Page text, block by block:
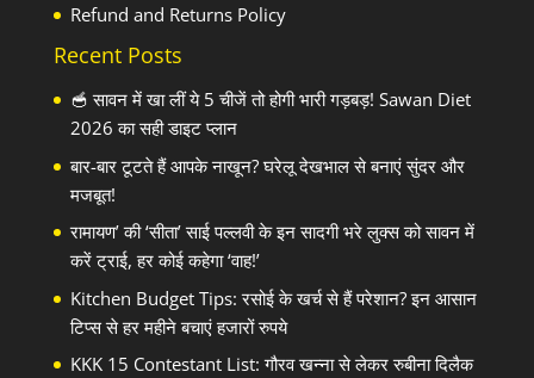
Refund and Returns Policy
Recent Posts
🥣 सावन में खा लीं ये 5 चीजें तो होगी भारी गड़बड़! Sawan Diet
2026 का सही डाइट प्लान
बार-बार टूटते हैं आपके नाखून? घरेलू देखभाल से बनाएं सुंदर और
मजबूत!
रामायण’ की ‘सीता’ साई पल्लवी के इन सादगी भरे लुक्स को सावन में
करें ट्राई, हर कोई कहेगा ‘वाह!’
Kitchen Budget Tips: रसोई के खर्च से हैं परेशान? इन आसान
टिप्स से हर महीने बचाएं हजारों रुपये
KKK 15 Contestant List: गौरव खन्ना से लेकर रुबीना दिलैक